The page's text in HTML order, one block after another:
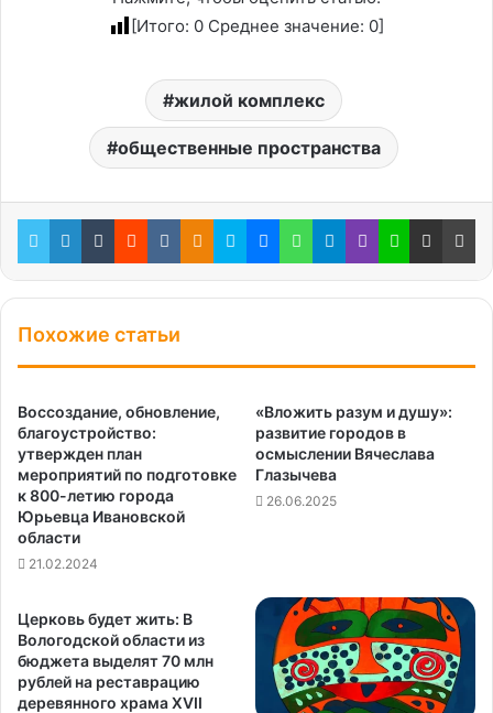
[Итого: 0 Среднее значение: 0]
жилой комплекс
общественные пространства
TwitterLinkedInTumblrRedditВконтакте
Одноклассники
SkypeMessenger
WhatsApp
Telegram
ViberLine Поделиться через электронную почту
Похожие статьи
Воссоздание, обновление,
благоустройство:
утвержден план
мероприятий по подготовке
к 800-летию города
Юрьевца Ивановской
области
21.02.2024
«Вложить разум и душу»:
развитие городов в
осмыслении Вячеслава
Глазычева
26.06.2025
Церковь будет жить: В
Вологодской области из
бюджета выделят 70 млн
рублей на реставрацию
деревянного храма XVII